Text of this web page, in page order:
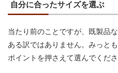
自分に合ったサイズを選ぶ
当たり前のことですが、既製品
ある訳ではありません。みっと
ポイントを押さえて選んでくださ